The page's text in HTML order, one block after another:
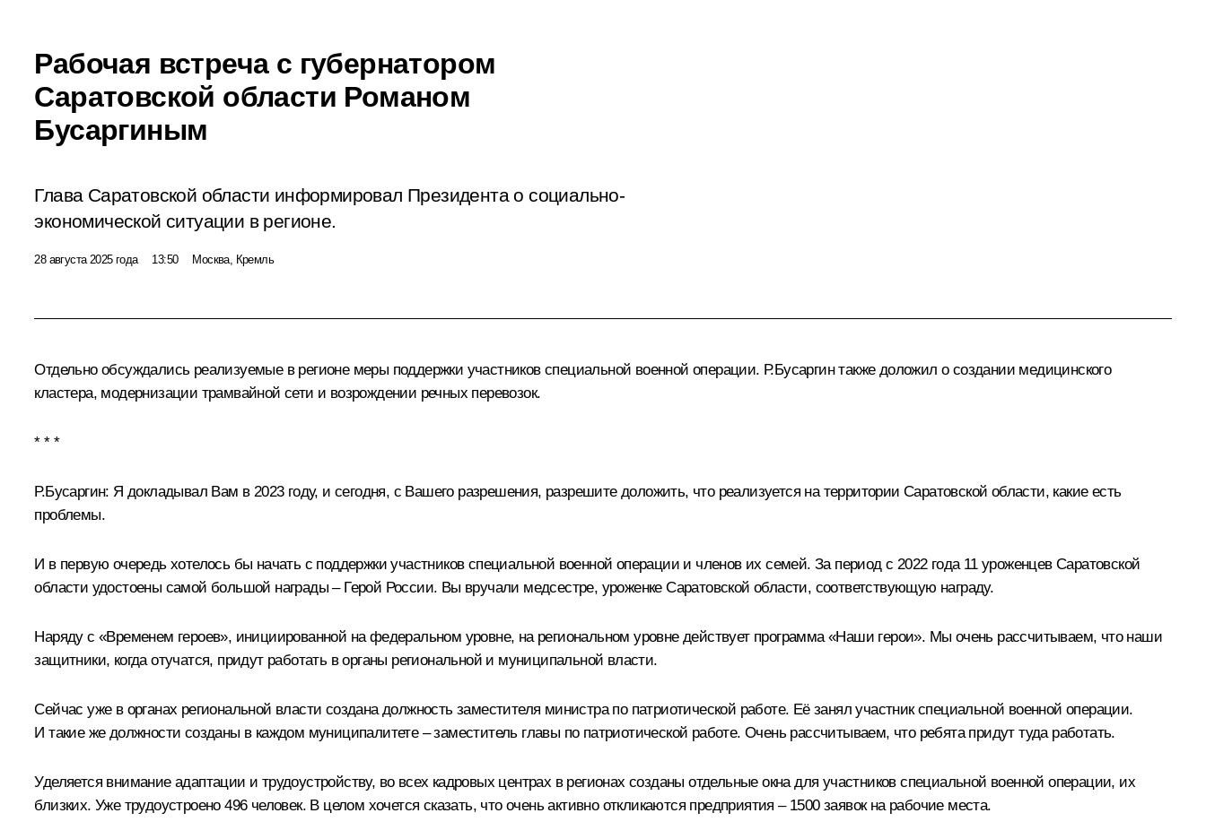
Рабочая встреча с губернатором
Саратовской области Романом
Бусаргиным
Глава Саратовской области информировал Президента о социально-
экономической ситуации в регионе.
28 августа 2025 года 13:50 Москва, Кремль
Отдельно обсуждались реализуемые в регионе меры поддержки участников специальной военной операции. Р.Бусаргин также доложил о создании медицинского
кластера, модернизации трамвайной сети и возрождении речных перевозок.
* * *
Р.Бусаргин: Я докладывал Вам в 2023 году, и сегодня, с Вашего разрешения, разрешите доложить, что реализуется на территории Саратовской области, какие есть
проблемы.
И в первую очередь хотелось бы начать с поддержки участников специальной военной операции и членов их семей. За период с 2022 года 11 уроженцев Саратовской
области удостоены самой большой награды – Герой России. Вы вручали медсестре, уроженке Саратовской области, соответствующую награду.
Наряду с «Временем героев», инициированной на федеральном уровне, на региональном уровне действует программа «Наши герои». Мы очень рассчитываем, что наши
защитники, когда отучатся, придут работать в органы региональной и муниципальной власти.
Сейчас уже в органах региональной власти создана должность заместителя министра по патриотической работе. Её занял участник специальной военной операции.
И такие же должности созданы в каждом муниципалитете – заместитель главы по патриотической работе. Очень рассчитываем, что ребята придут туда работать.
Уделяется внимание адаптации и трудоустройству, во всех кадровых центрах в регионах созданы отдельные окна для участников специальной военной операции, их
близких. Уже трудоустроено 496 человек. В целом хочется сказать, что очень активно откликаются предприятия – 1500 заявок на рабочие места.